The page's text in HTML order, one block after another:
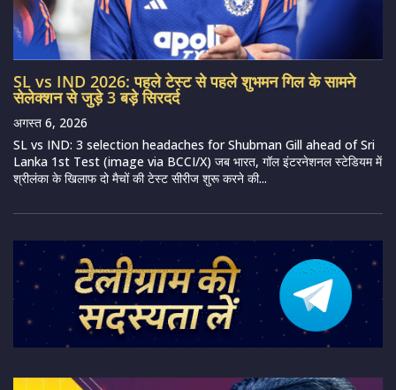
SL vs IND 2026: पहले टेस्ट से पहले शुभमन गिल के सामने
सेलेक्शन से जुड़े 3 बड़े सिरदर्द
अगस्त 6, 2026
SL vs IND: 3 selection headaches for Shubman Gill ahead of Sri
Lanka 1st Test (image via BCCI/X) जब भारत, गॉल इंटरनेशनल स्टेडियम में
श्रीलंका के खिलाफ दो मैचों की टेस्ट सीरीज शुरू करने की...